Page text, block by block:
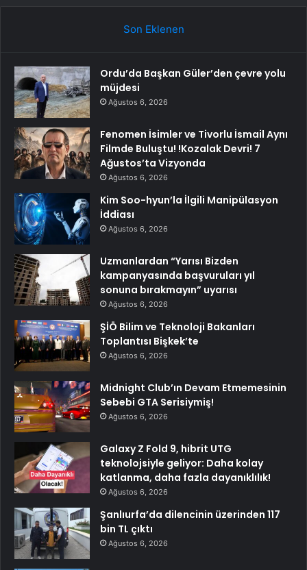
Son Eklenen
Ordu’da Başkan Güler’den çevre yolu
müjdesi
Ağustos 6, 2026
Fenomen İsimler ve Tivorlu İsmail Aynı
Filmde Buluştu! !Kozalak Devri! 7
Ağustos’ta Vizyonda
Ağustos 6, 2026
Kim Soo-hyun’la İlgili Manipülasyon
İddiası
Ağustos 6, 2026
Uzmanlardan “Yarısı Bizden
kampanyasında başvuruları yıl
sonuna bırakmayın” uyarısı
Ağustos 6, 2026
ŞİÖ Bilim ve Teknoloji Bakanları
Toplantısı Bişkek’te
Ağustos 6, 2026
Midnight Club’ın Devam Etmemesinin
Sebebi GTA Serisiymiş!
Ağustos 6, 2026
Galaxy Z Fold 9, hibrit UTG
teknolojsiyle geliyor: Daha kolay
katlanma, daha fazla dayanıklılık!
Ağustos 6, 2026
Şanlıurfa’da dilencinin üzerinden 117
bin TL çıktı
Ağustos 6, 2026